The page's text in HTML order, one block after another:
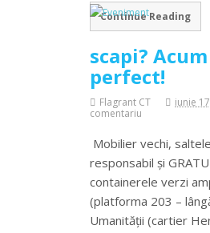
Continue Reading
scapi?
perfect!
Flagrant CT iunie
comentariu
Mobilier vechi,
responsabil și
containerele verzi
(platforma 203 –
Umanității (cartier